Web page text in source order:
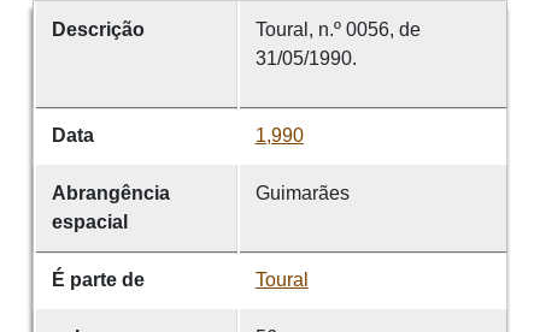
Descrição
Toural, n.º 0056, de
31/05/1990.
Data 1,990
Abrangência
espacial
Guimarães
É parte de Toural